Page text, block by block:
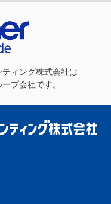
ィング株式会社は
プ会社です。